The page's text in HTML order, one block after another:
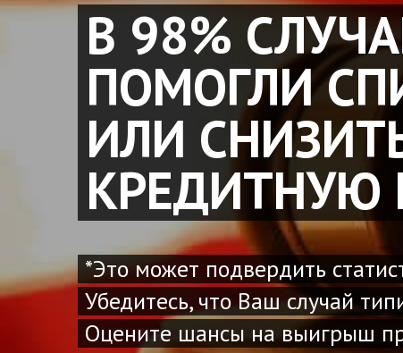
В 98%
ПОМОГЛИ
ИЛИ
КРЕДИТНУЮ
*Это может подвердить
Убедитесь, что Ваш случай
Оцените шансы на выигрыш